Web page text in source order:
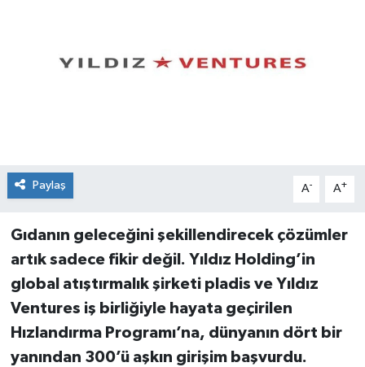
Paylaş A- A+
Gıdanın geleceğini şekillendirecek çözümler
artık sadece fikir değil. Yıldız Holding’in
global atıştırmalık şirketi pladis ve Yıldız
Ventures iş birliğiyle hayata geçirilen
Hızlandırma Programı’na, dünyanın dört bir
yanından 300’ü aşkın girişim başvurdu.